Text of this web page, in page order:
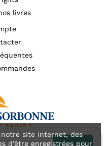
notre site internet, des
d'être enregistrées pour
livres